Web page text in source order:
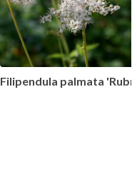
Filipendula palmata